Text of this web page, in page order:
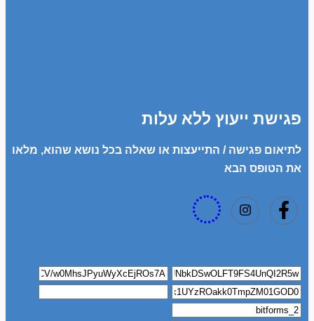
פגישת ייעוץ ללא עלות
לתיאום פגישה / התייעצות או שאלה בכל נושא שהוא, מלאו
את הטופס הבא​